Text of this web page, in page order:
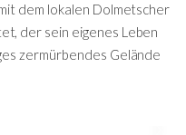
dem lokalen Dolmetscher
der sein eigenes Leben
zermürbendes Gelände